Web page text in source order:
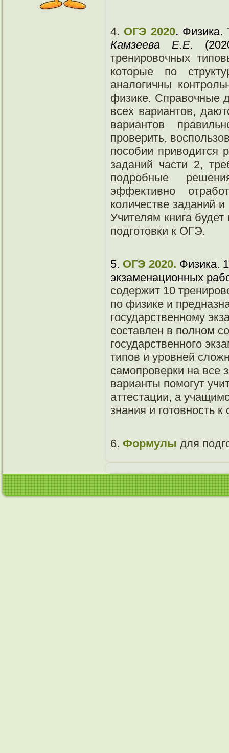
4. ОГЭ 2020. Физика.
Камзеева Е.Е.
тренировочных
которые по
аналогичны
физике. Справочные
всех вариантов,
вариантов
проверить,
пособии приводится
заданий части 2,
подробные
эффективно
количестве заданий и
Учителям книга
подготовки к ОГЭ.
5. ОГЭ 2020. Физика.
экзаменационных
содержит 10
по физике и
государственному
составлен в полном
государственного
типов и уровней
самопроверки на все
варианты помогут
аттестации, а
знания и готовность
6. Формулы для